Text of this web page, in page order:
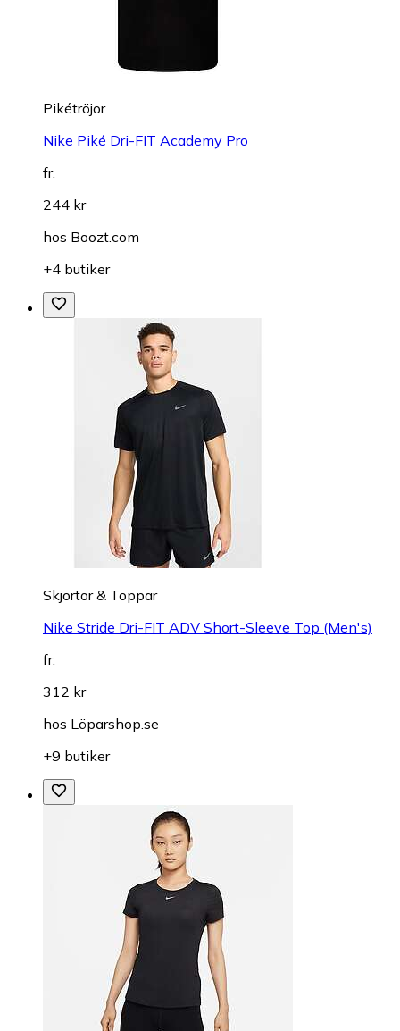
Pikétröjor
Nike Piké Dri-FIT Academy Pro
fr.
244 kr
hos Boozt.com
+4 butiker
Skjortor & Toppar
Nike Stride Dri-FIT ADV Short-Sleeve Top (Men's)
fr.
312 kr
hos Löparshop.se
+9 butiker